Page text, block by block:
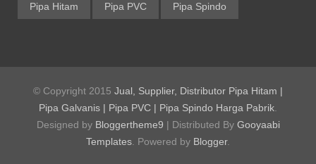
Pipa Hitam Pipa PVC Pipa Spindo
© Copyright 2015 Jual, Supplier, Distributor Pipa Hitam |
Pipa Galvanis | Pipa PVC | Pipa Spindo Harga Pabrik
Designed by Bloggertheme9 | Distributed By Gooyaabi
Templates Powered by Blogger.